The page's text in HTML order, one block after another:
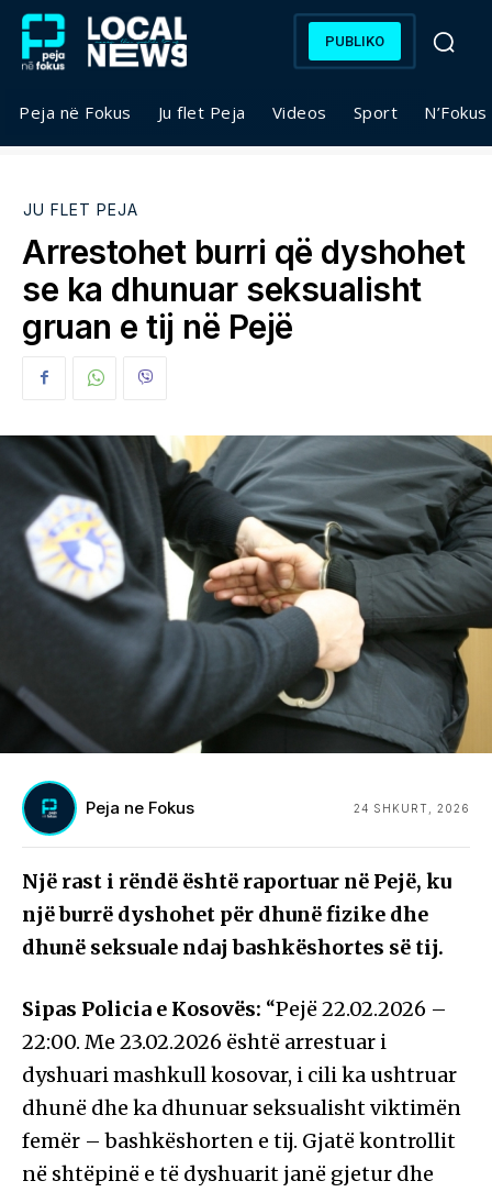
PUBLIKO
Peja në Fokus Ju flet Peja Videos Sport
JU FLET PEJA
Arrestohet burri që dyshohet
se ka dhunuar seksualisht
gruan e tij në Pejë
Peja ne Fokus 24 SHKURT, 2026
Një rast i rëndë është raportuar në Pejë, ku
një burrë dyshohet për dhunë fizike dhe
dhunë seksuale ndaj bashkëshortes së tij.
Sipas Policia e Kosovës: “Pejë 22.02.2026 –
22:00. Me 23.02.2026 është arrestuar i
dyshuari mashkull kosovar, i cili ka ushtruar
dhunë dhe ka dhunuar seksualisht viktimën
femër – bashkëshorten e tij. Gjatë kontrollit
në shtëpinë e të dyshuarit janë gjetur dhe